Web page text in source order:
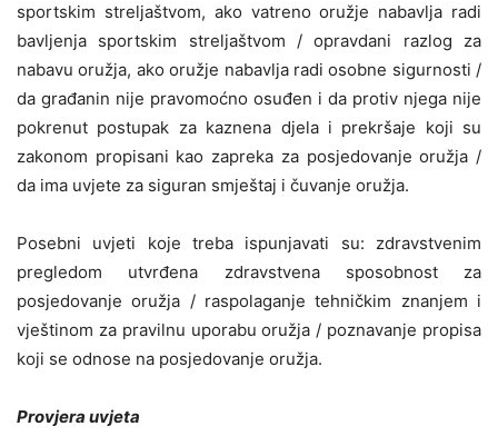
sportskim streljaštvom, ako vatreno oružje nabavlja radi
bavljenja sportskim streljaštvom / opravdani razlog za
nabavu oružja, ako oružje nabavlja radi osobne sigurnosti /
da građanin nije pravomoćno osuđen i da protiv njega nije
pokrenut postupak za kaznena djela i prekršaje koji su
zakonom propisani kao zapreka za posjedovanje oružja /
da ima uvjete za siguran smještaj i čuvanje oružja.
Posebni uvjeti koje treba ispunjavati su: zdravstvenim
pregledom utvrđena zdravstvena sposobnost za
posjedovanje oružja / raspolaganje tehničkim znanjem i
vještinom za pravilnu uporabu oružja / poznavanje propisa
koji se odnose na posjedovanje oružja.
Provjera uvjeta